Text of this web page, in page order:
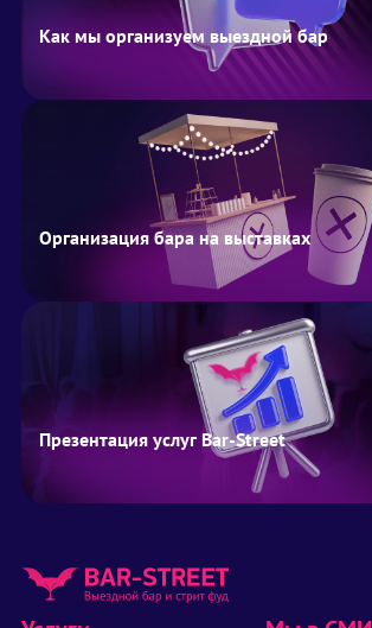
Как мы организуем выездной бар
Организация бара на выставках
Презентация услуг Bar-Street